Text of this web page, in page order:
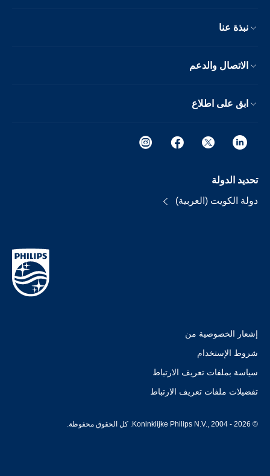
نبذة عنا
الاتصال والدعم
ابق على اطلاع
تحديد الدولة
دولة الكويت (العربية)
إشعار الخصوصية من
شروط الإستخدام
سياسة بملفات تعريف الارتباط
تفضيلات ملفات تعريف الارتباط
© Koninklijke Philips N.V., 2004 - 2026. كل الحقوق محفوظة.